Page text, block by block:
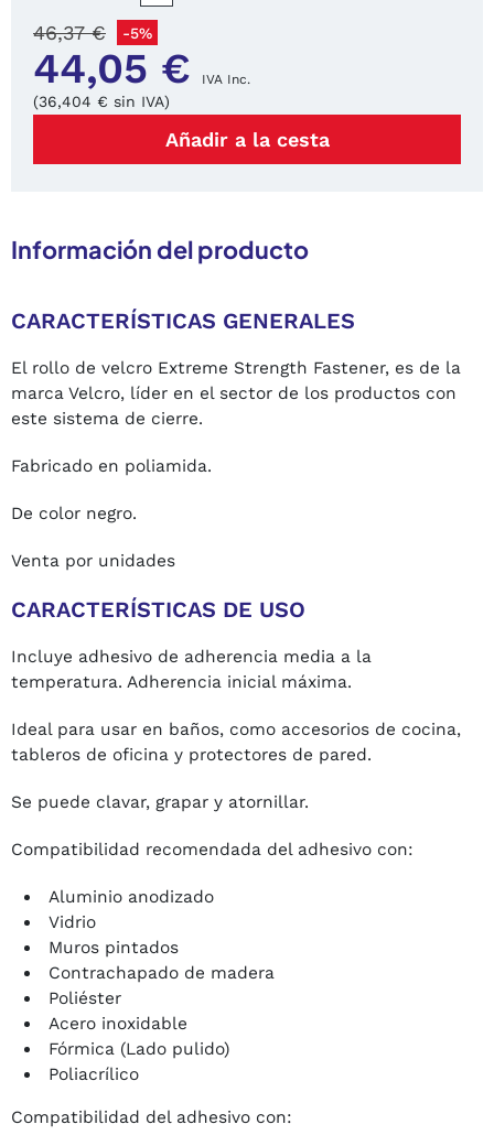
44,05 € IVA Inc.
46,37 € -5%
(36,404 € sin IVA)
Añadir a la cesta
Información del producto
CARACTERÍSTICAS GENERALES
El rollo de velcro Extreme Strength Fastener, es de la
marca Velcro, líder en el sector de los productos con
este sistema de cierre.
Fabricado en poliamida.
De color negro.
Venta por unidades
CARACTERÍSTICAS DE USO
Incluye adhesivo de adherencia media a la
temperatura. Adherencia inicial máxima.
Ideal para usar en baños, como accesorios de cocina,
tableros de oficina y protectores de pared.
Se puede clavar, grapar y atornillar.
Compatibilidad recomendada del adhesivo con:
Aluminio anodizado
Vidrio
Muros pintados
Contrachapado de madera
Poliéster
Acero inoxidable
Fórmica (Lado pulido)
Poliacrílico
Compatibilidad del adhesivo con: